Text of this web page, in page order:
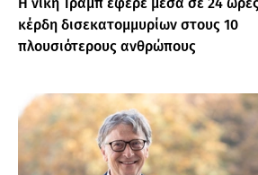
κέρδη δισεκατομμυρίων στους 10
πλουσιότερους ανθρώπους